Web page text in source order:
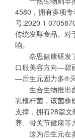
4580，拥有多项
号:2020 1
传统发酵食品。对
响。
奈思健康研发
口服美容方向—碧
—后生元固力多®灭
生合生物推出
乳植杆菌，该菌株
支撑，拥有28篇
养、骨关节健康等
这为后生元在